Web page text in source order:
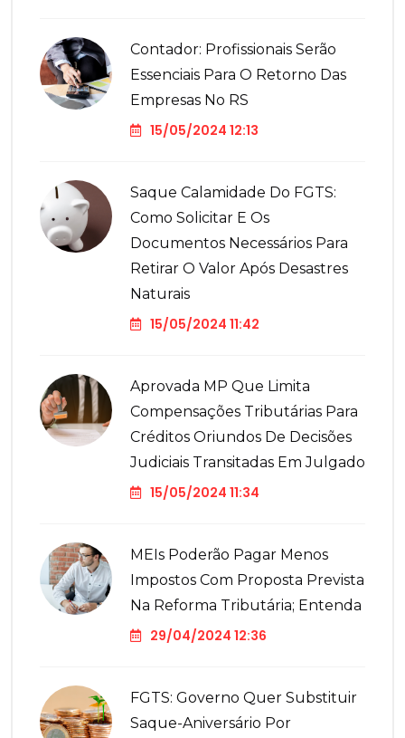
Contador: Profissionais Serão
Essenciais Para O Retorno Das
Empresas No RS
15/05/2024 12:13
Saque Calamidade Do FGTS:
Como Solicitar E Os
Documentos Necessários Para
Retirar O Valor Após Desastres
Naturais
15/05/2024 11:42
Aprovada MP Que Limita
Compensações Tributárias Para
Créditos Oriundos De Decisões
Judiciais Transitadas Em Julgado
15/05/2024 11:34
MEIs Poderão Pagar Menos
Impostos Com Proposta Prevista
Na Reforma Tributária; Entenda
29/04/2024 12:36
FGTS: Governo Quer Substituir
Saque-Aniversário Por